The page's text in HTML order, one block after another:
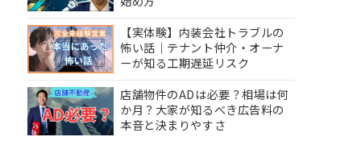
【実体験】内装会社トラブルの
怖い話｜テナント仲介・オーナ
ーが知る工期遅延リスク
店舗物件のADは必要？相場は何
か月？大家が知るべき広告料の
本音と決まりやすさ